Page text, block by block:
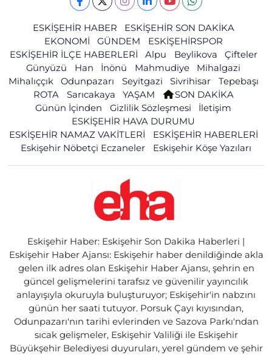
ESKİŞEHİR HABER
ESKİŞEHİR SON DAKİKA
EKONOMİ
GÜNDEM
ESKİŞEHİRSPOR
ESKİŞEHİR İLÇE HABERLERİ
Alpu Beylikova
Çifteler
Günyüzü
Han İnönü Mahmudiye
Mihalgazi
Mihalıççık
Odunpazarı Seyitgazi Sivrihisar
Tepebaşı
ROTA
Sarıcakaya YAŞAM
SON DAKİKA
Günün İçinden
Gizlilik Sözleşmesi
İletişim
ESKİŞEHİR HAVA DURUMU
ESKİŞEHİR NAMAZ VAKİTLERİ
ESKİŞEHİR HABERLERİ
Eskişehir Nöbetçi Eczaneler
Eskişehir Köşe Yazıları
Eskişehir Haber: Eskişehir Son Dakika Haberleri |
Eskişehir Haber Ajansı: Eskişehir haber denildiğinde akla
gelen ilk adres olan Eskişehir Haber Ajansı, şehrin en
güncel gelişmelerini tarafsız ve güvenilir yayıncılık
anlayışıyla okuruyla buluşturuyor; Eskişehir'in nabzını
günün her saati tutuyor. Porsuk Çayı kıyısından,
Odunpazarı'nın tarihi evlerinden ve Sazova Parkı'ndan
sıcak gelişmeler, Eskişehir Valiliği ile Eskişehir
Büyükşehir Belediyesi duyuruları, yerel gündem ve şehir